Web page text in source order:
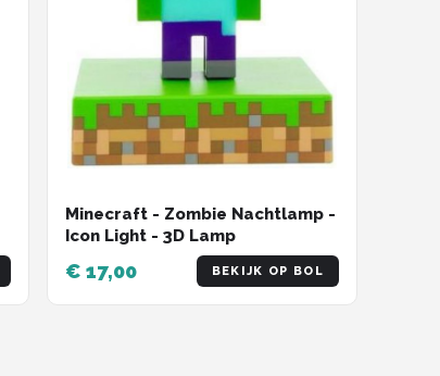
Minecraft - Zombie Nachtlamp -
Icon Light - 3D Lamp
€ 17,00 BEKIJK OP BOL